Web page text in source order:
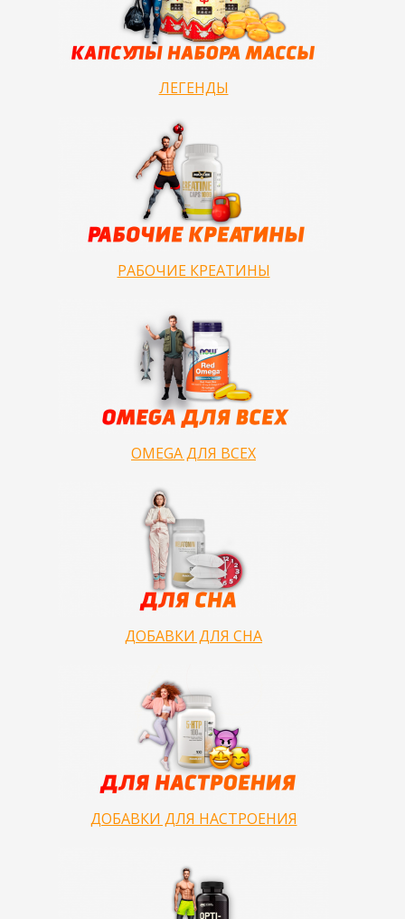
ЛЕГЕНДЫ
РАБОЧИЕ КРЕАТИНЫ
OMEGA ДЛЯ ВСЕХ
ДОБАВКИ ДЛЯ СНА
ДОБАВКИ ДЛЯ НАСТРОЕНИЯ